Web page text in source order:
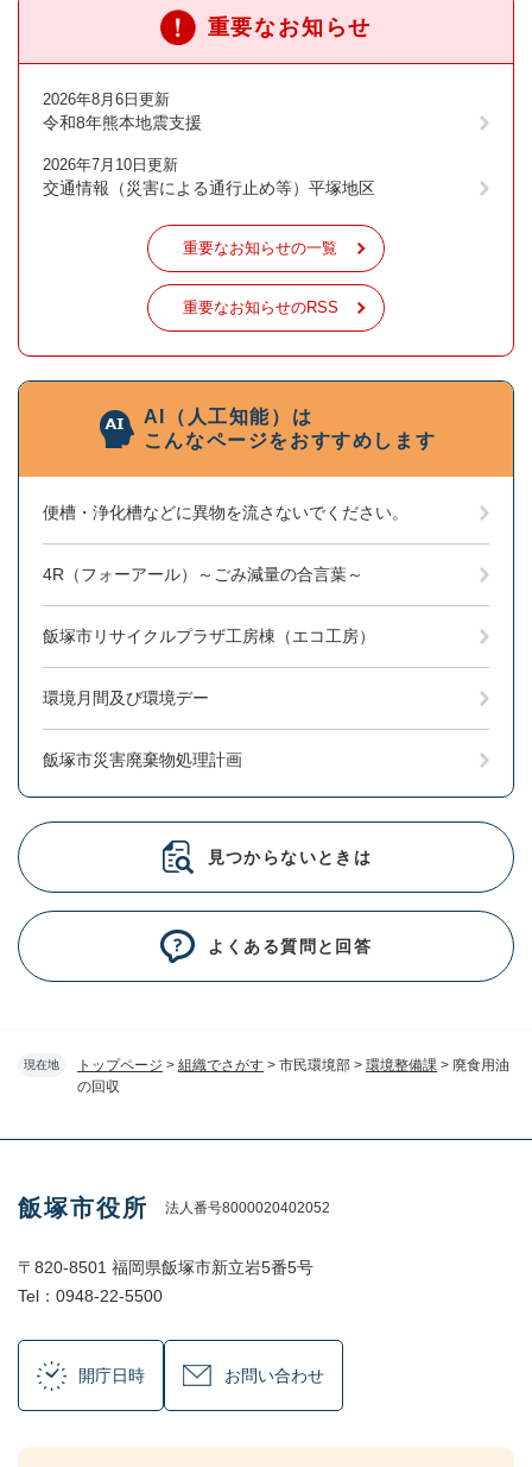
現在地 トップページ > 組織でさがす > 市民環境部 > 環境整備課 > 廃食用油
の回収
重要なお知らせ
2026年8月6日更新
令和8年熊本地震支援
2026年7月10日更新
交通情報（災害による通行止め等）平塚地区
重要なお知らせの一覧
重要なお知らせのRSS
AI（人工知能）は
こんなページをおすすめします
便槽・浄化槽などに異物を流さないでください。
4R（フォーアール）～ごみ減量の合言葉～
飯塚市リサイクルプラザ工房棟（エコ工房）
環境月間及び環境デー
飯塚市災害廃棄物処理計画
見つからないときは
よくある質問と回答
飯塚市役所 法人番号8000020402052
〒820-8501 福岡県飯塚市新立岩5番5号
Tel：0948-22-5500
開庁日時 お問い合わせ